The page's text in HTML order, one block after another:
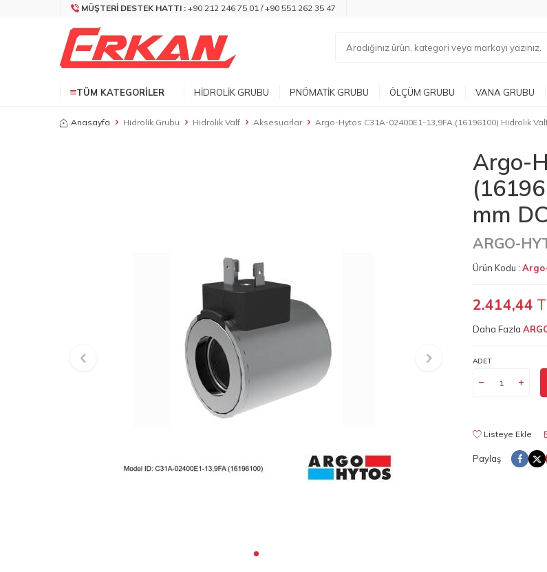
MÜŞTERI DESTEK HATTI : +90 212 246 75 01 / +90 551 262 35 47
TÜM KATEGORILER HIDROLIK GRUBU PNÖMATIK GRUBU ÖLÇÜM GRUBU VANA GRUBU
Anasayfa Hidrolik Grubu Hidrolik Valf Aksesuarlar Argo-Hytos C31A-02400E1-13,9FA (16196100) Hidrolik
Argo-
mm
ARGO-
Ürün Kodu :
2.414,44
Daha Fazla
ADET
Listeye Ekle
Paylaş